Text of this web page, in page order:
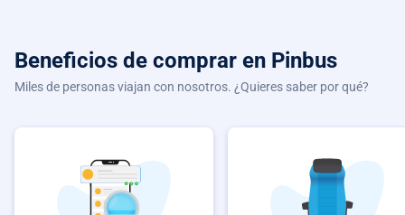
Beneficios de comprar en Pinbus
Miles de personas viajan con nosotros. ¿Quieres saber por qué?